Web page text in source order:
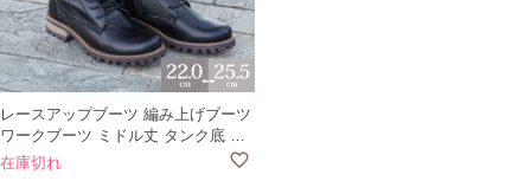
レースアップブーツ 編み上げブーツ
ワークブーツ ミドル丈 タンク底 ミ
リタリー レディース 婦人靴 日本製
在庫切れ